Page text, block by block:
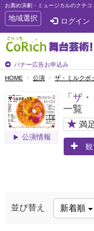
お薦め演劇・ミュージカルのクチコ
T
o
g
g
e
n
v
i
g
地域選択 ログイン
バナー広告お申込み
HOME 公演 ザ・ミルクボ
公演情報
「 ザ・
一覧
★ 満
観
並び替え 新着順